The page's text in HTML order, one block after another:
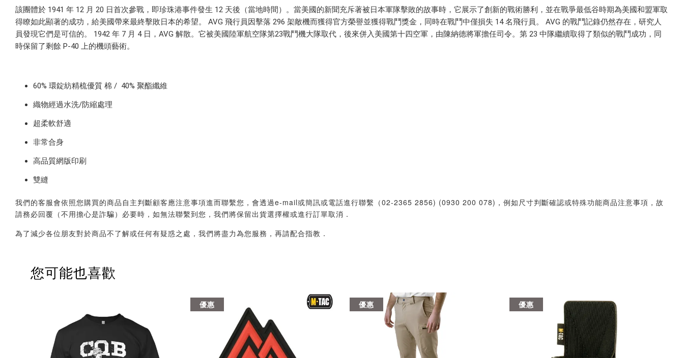
該團體於 1941 年 12 月 20 日首次參戰，即珍珠港事件發生 12 天後（當地時間）。當美國的新聞充斥著被日本軍隊擊敗的故事時，它展示了創新的戰術勝利，並在戰爭最低谷時期為美國和盟軍取
得瞭如此顯著的成功，給美國帶來最終擊敗日本的希望。 AVG 飛行員因擊落 296 架敵機而獲得官方榮譽並獲得戰鬥獎金，同時在戰鬥中僅損失 14 名飛行員。 AVG 的戰鬥記錄仍然存在，研究人
員發現它們是可信的。 1942 年 7 月 4 日，AVG 解散。它被美國陸軍航空隊第23戰鬥機大隊取代，後來併入美國第十四空軍，由陳納德將軍擔任司令。第 23 中隊繼續取得了類似的戰鬥成功，同
時保留了剩餘 P-40 上的機頭藝術。
60% 環錠紡精梳優質 棉 / 40% 聚酯纖維
織物經過水洗/防縮處理
超柔軟舒適
非常合身
高品質網版印刷
雙縫
我們的客服會依照您購買的商品自主判斷顧客應注意事項進而聯繫您，會透過e-mail或簡訊或電話進行聯繫（02-2365 2856) (0930 200 078)，例如尺寸判斷確認或特殊功能商品注意事項，故
請務必回覆（不用擔心是詐騙）必要時，如無法聯繫到您，我們將保留出貨選擇權或進行訂單取消．
為了減少各位朋友對於商品不了解或任何有疑惑之處，我們將盡力為您服務，再請配合指教．
您可能也喜歡
優惠 優惠 優惠